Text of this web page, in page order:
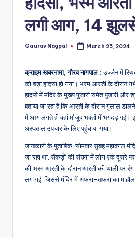
m
लगी आग, 14
Posted
Gaurav Nagpal March 25, 2024
क्राइम खबरनामा, गौरव नागपाल :उज्जैन में
को बड़ा हादसा हो गया। भस्म आरती के दौरान
हादसे में मंदिर के मुख्य पुजारी समेत पुजारी और
बताया जा रहा है कि आरती के दौरान गुलाल
में आग लगते ही वहां मौजूद भक्तों में भगदड़ गई।
अस्पताल उपचार के लिए पहुंचाया गया।
जानकारी के मुताबिक, सोमवार सुबह महाकाल
जा रहा था. सैंकड़ों की संख्या में लोग एक दूसरे
की भस्म आरती के दौरान आरती की थाली पर
लग गई, जिससे मंदिर में अफरा-तफरा का माहौल